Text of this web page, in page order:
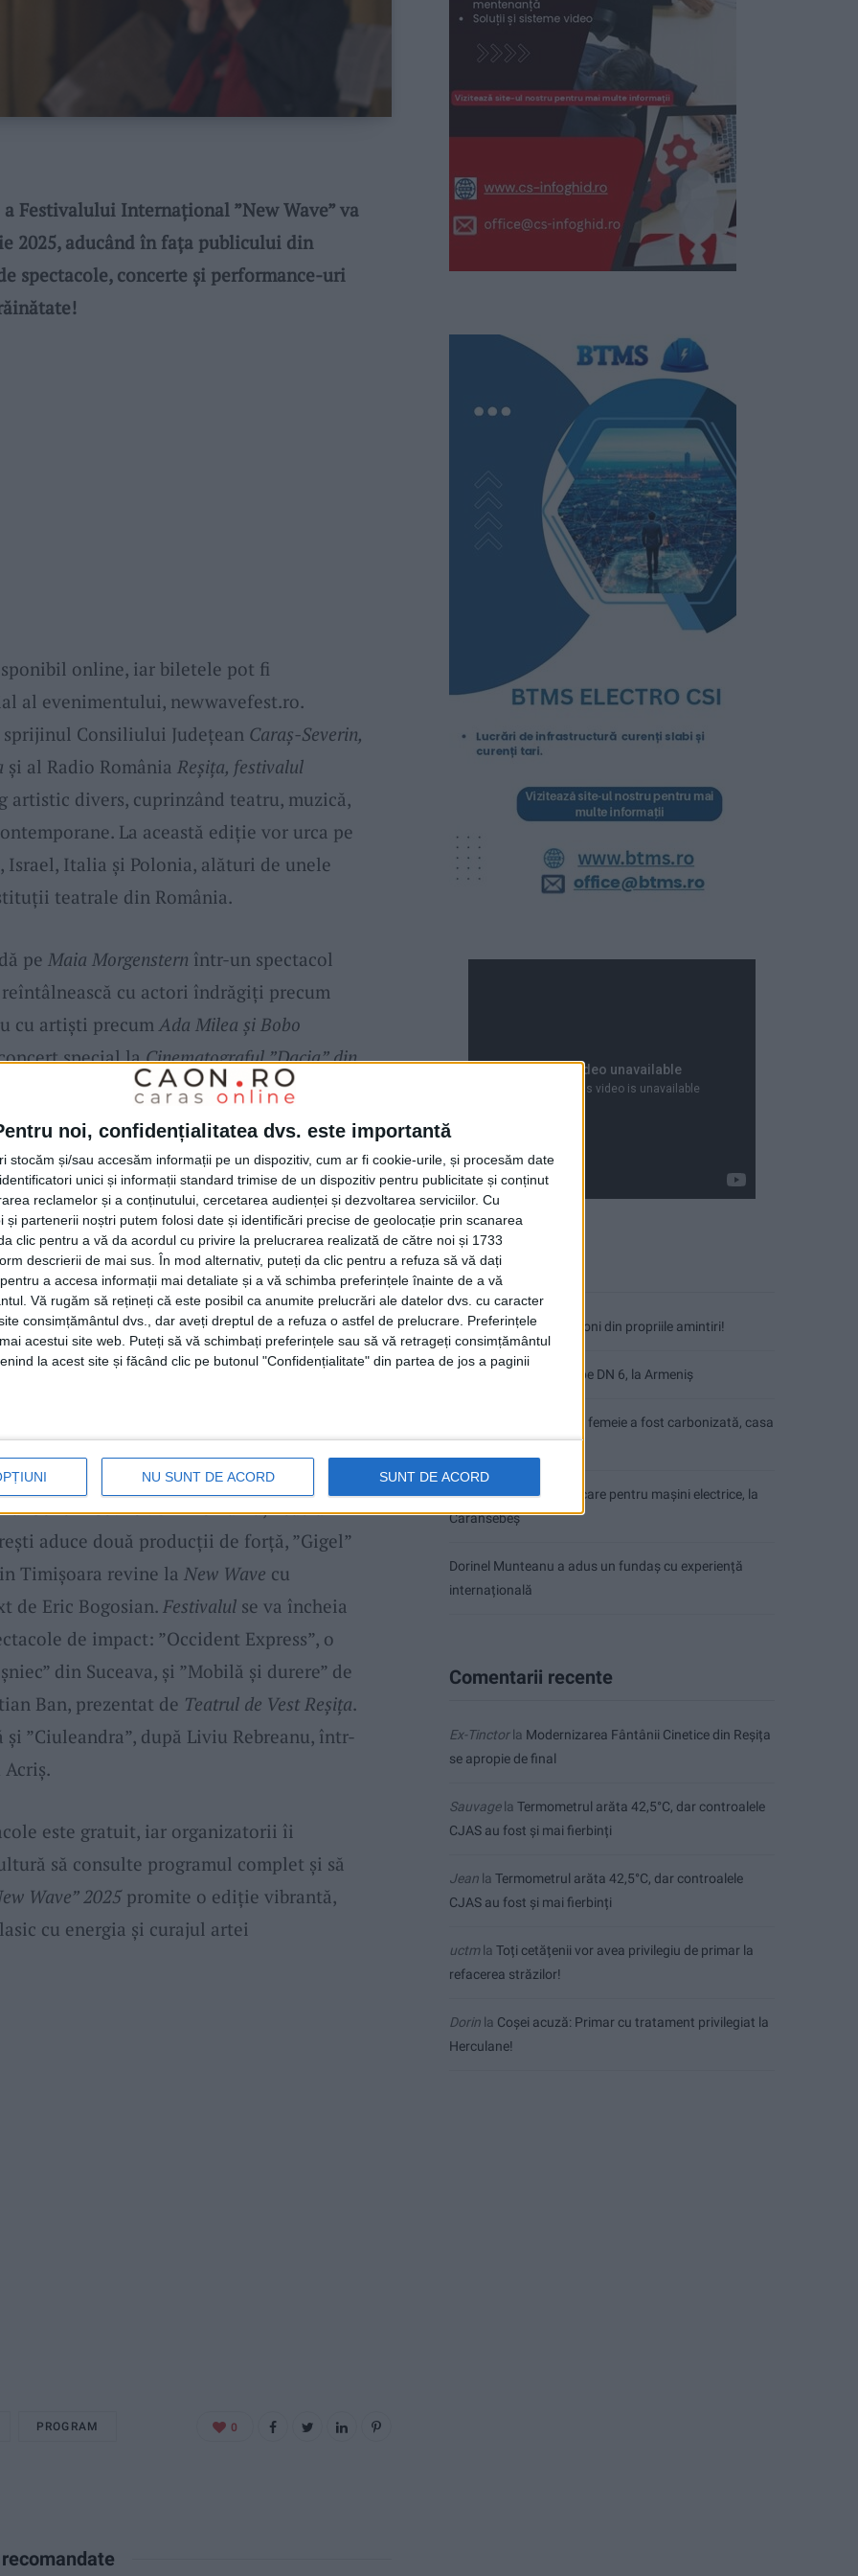
noi, confidențialitatea dvs. este importantă
stocăm și/sau accesăm informații pe un dispozitiv, cum ar fi cookie-urile, și procesăm date
unici și informații standard trimise de un dispozitiv pentru publicitate și conținut
reclamelor și a conținutului, cercetarea audienței și dezvoltarea serviciilor. Cu
și partenerii noștri putem folosi date și identificări precise de geolocație prin scanarea
clic pentru a vă da acordul cu privire la prelucrarea realizată de către noi și 1733
descrierii de mai sus. În mod alternativ, puteți da clic pentru a refuza să vă dați
a accesa informații mai detaliate și a vă schimba preferințele înainte de a vă
Vă rugăm să rețineți că este posibil ca anumite prelucrări ale datelor dvs. cu caracter
consimțământul dvs., dar aveți dreptul de a refuza o astfel de prelucrare. Preferințele
acestui site web. Puteți să vă schimbați preferințele sau să vă retrageți consimțământul
la acest site și făcând clic pe butonul "Confidențialitate" din partea de jos a paginii
NU SUNT DE ACORD SUNT DE ACORD
a Festivalului Internațional ”New Wave” va
2025, aducând în fața publicului din
spectacole, concerte și performance-uri
online, iar biletele pot fi
al evenimentului, newwavefest.ro.
sprijinul Consiliului Județean Caraș-Severin,
și al Radio România Reșița, festivalul
artistic divers, cuprinzând teatru, muzică,
La această ediție vor urca pe
Italia și Polonia, alături de unele
teatrale din România.
pe Maia Morgenstern într-un spectacol
cu actori îndrăgiți precum
cu artiști precumAda Milea și Bobo
special laCinematograful ”Dacia” din
pe 21 iunie, Teatrul Evreiesc de Stat va
cuMaia Morgensternîn rol principal, pe
continua în aer liber, înCentrul Civic al
Dramatic ”Elvira Godeanu” din Târgu Jiu,
include titluri contemporane, dar
adaptate într-o cheie modernă.
de Vest și Cinematograful ”Dacia” din
laCasa de Cultură ”George Suru” din
o montare emoționantă a piesei ”Delir în
Senem Cevher. Din România, Teatrul
aduce două producții de forță, ”Gigel”
Timișoara revine la New Wave cu
de Eric Bogosian. Festivalulse va încheia
de impact: ”Occident Express”, o
din Suceava, și ”Mobilă și durere” de
Ban, prezentat de Teatrul de Vest Reșița.
”Ciuleandra”, după Liviu Rebreanu, într-
este gratuit, iar organizatorii îi
să consulte programul complet și să
Wave” 2025promite o ediție vibrantă,
cu energia și curajul artei
PROGRAM 0
Articole recente
Nimeni nu ne poate izgoni din propriile amintiri!
Impact frontal mortal pe DN 6, la Armeniș
Tragedie la Dalboşeț! O femeie a fost carbonizată, casa
Zece noi stații de încărcare pentru mașini electrice, la
Caransebeș
Dorinel Munteanu a adus un fundaș cu experiență
internațională
Comentarii recente
Ex-Tinctorla Modernizarea Fântânii Cinetice din Reșița
se apropie de final
Sauvagela Termometrul arăta 42,5°C, dar controalele
CJAS au fost și mai fierbinți
Jean la Termometrul arăta 42,5°C, dar controalele
CJAS au fost și mai fierbinți
uctmla Toți cetățenii vor avea privilegiu de primar la
refacerea străzilor!
Dorin la Coșei acuză: Primar cu tratament privilegiat la
Herculane!